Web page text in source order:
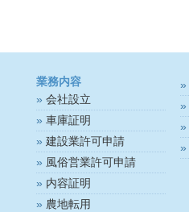
業務内容
会社設立
車庫証明
建設業許可申請
風俗営業許可申請
内容証明
農地転用